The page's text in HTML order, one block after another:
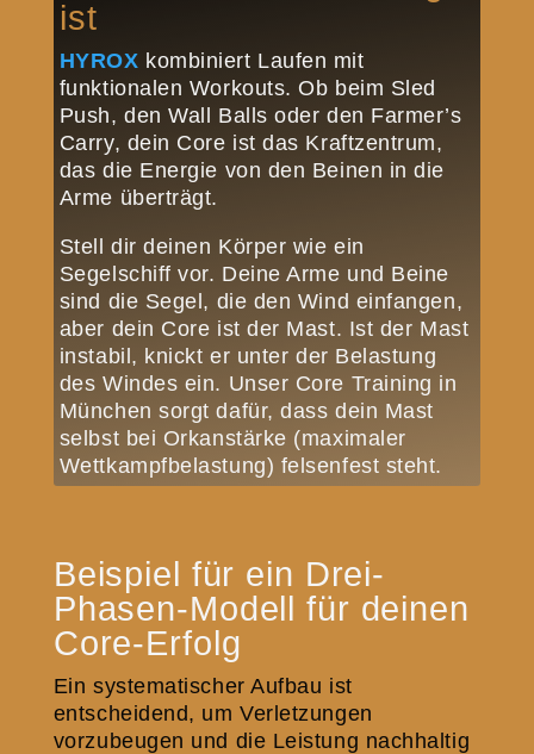
ist
HYROX kombiniert Laufen mit
funktionalen Workouts. Ob beim Sled
Push, den Wall Balls oder den Farmer’s
Carry, dein Core ist das Kraftzentrum,
das die Energie von den Beinen in die
Arme überträgt.
Stell dir deinen Körper wie ein
Segelschiff vor. Deine Arme und Beine
sind die Segel, die den Wind einfangen,
aber dein Core ist der Mast. Ist der Mast
instabil, knickt er unter der Belastung
des Windes ein. Unser Core Training in
München sorgt dafür, dass dein Mast
selbst bei Orkanstärke (maximaler
Wettkampfbelastung) felsenfest steht.
Beispiel für ein Drei-
Phasen-Modell für deinen
Core-Erfolg
Ein systematischer Aufbau ist
entscheidend, um Verletzungen
vorzubeugen und die Leistung nachhaltig